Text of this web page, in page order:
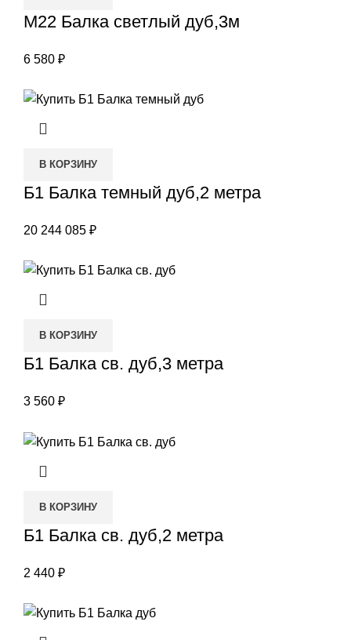
М22 Балка светлый дуб,3м
6 580 ₽
В КОРЗИНУ
Б1 Балка темный дуб,2 метра
20 244 085 ₽
В КОРЗИНУ
Б1 Балка св. дуб,3 метра
3 560 ₽
В КОРЗИНУ
Б1 Балка св. дуб,2 метра
2 440 ₽